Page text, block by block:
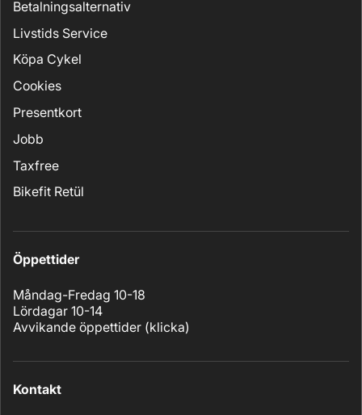
Betalningsalternativ
Livstids Service
Köpa Cykel
Cookies
Presentkort
Jobb
Taxfree
Bikefit Retül
Öppettider
Måndag-Fredag 10-18
Lördagar 10-14
Avvikande öppettider (klicka)
Kontakt